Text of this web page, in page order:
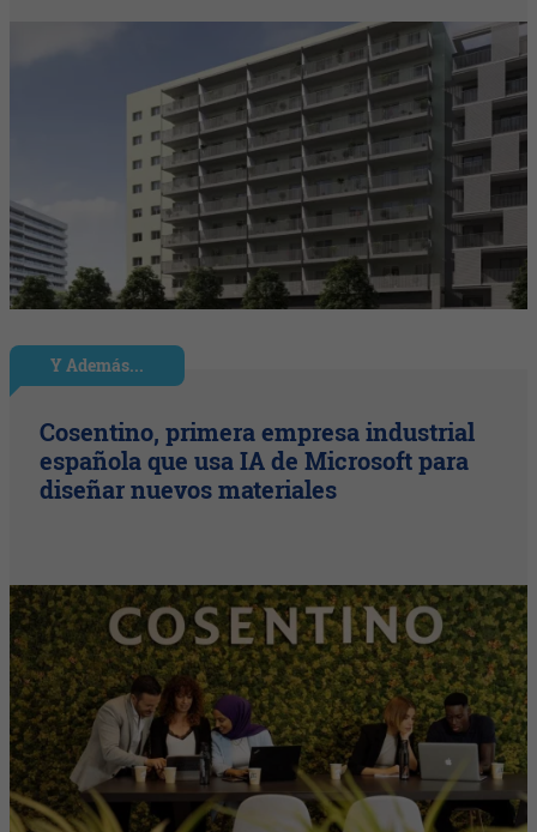
Y Además...
Cosentino, primera empresa industrial
española que usa IA de Microsoft para
diseñar nuevos materiales